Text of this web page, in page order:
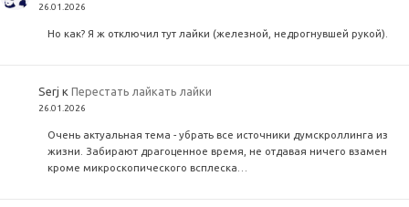
26.01.2026
Но как? Я ж отключил тут лайки (железной, недрогнувшей рукой).
Serj кПерестать лайкать лайки
26.01.2026
Очень актуальная тема - убрать все источники думскроллинга из
жизни. Забирают драгоценное время, не отдавая ничего взамен
кроме микроскопического всплеска…